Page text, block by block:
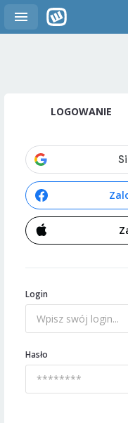
LOGOWANIE
Login
Hasło